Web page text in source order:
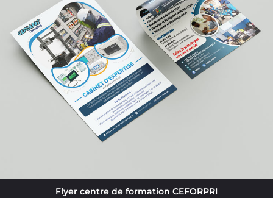
Flyer centre de formation CEFORPRI